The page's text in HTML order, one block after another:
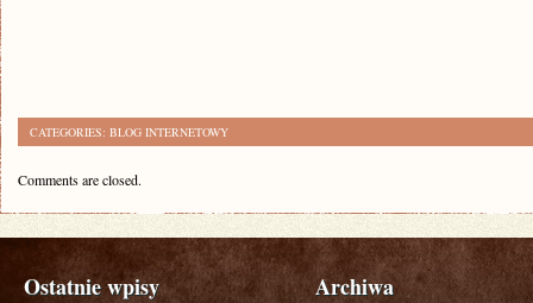
CATEGORIES: BLOG INTERNETOWY
Comments are closed.
Ostatnie wpisy Archiwa